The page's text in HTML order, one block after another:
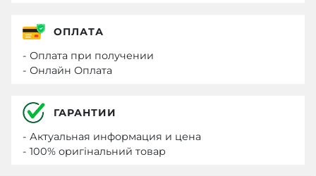
ОПЛАТА
- Оплата при получении
- Онлайн Оплата
ГАРАНТИИ
- Актуальная информация и цена
- 100% оригінальний товар